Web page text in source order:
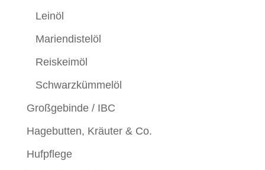
Leinöl
Mariendistelöl
Reiskeimöl
Schwarzkümmelöl
Großgebinde / IBC
Hagebutten, Kräuter & Co.
Hufpflege